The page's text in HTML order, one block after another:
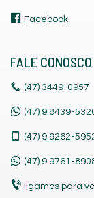
Facebook
FALE CONOSCO
(47) 3449-0957
(47) 9.8439-
(47) 9.9262-
(47) 9.9761-
ligamos para